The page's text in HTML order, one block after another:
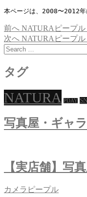
本ページは、2008〜2012年
投
稿
ビ
ゲ
ー
シ
前へ 過
去
の
稿:
NATURAピープル
次へ 次
の
稿:
NATURAピープル
Search
…
タグ
NATURA PDAY
写真屋・ギャ
【実店舗】写
カメラピープル